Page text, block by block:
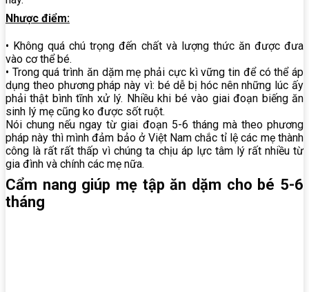
Nhược điểm:
• Không quá chú trọng đến chất và lượng thức ăn được đưa
vào cơ thể bé.
• Trong quá trình ăn dặm mẹ phải cực kì vững tin để có thể áp
dụng theo phương pháp này vì: bé dễ bị hóc nên những lúc ấy
phải thật bình tĩnh xử lý. Nhiều khi bé vào giai đoạn biếng ăn
sinh lý mẹ cũng ko được sốt ruột.
Nói chung nếu ngay từ giai đoạn 5-6 tháng mà theo phương
pháp này thì mình đảm bảo ở Việt Nam chắc tỉ lệ các mẹ thành
công là rất rất thấp vì chúng ta chịu áp lực tâm lý rất nhiều từ
gia đình và chính các mẹ nữa.
Cẩm nang giúp mẹ tập ăn dặm cho bé 5-6
tháng